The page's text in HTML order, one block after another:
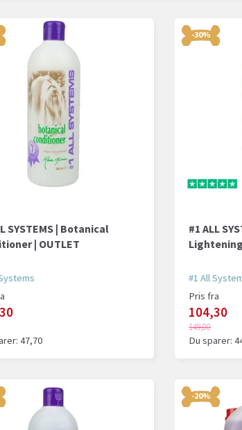
SYSTEMS | Botanical
| OUTLET
47,70
-30%
#1 ALL
#1 All
Pris fra
104,30
149,00
Du sparer:
-20%